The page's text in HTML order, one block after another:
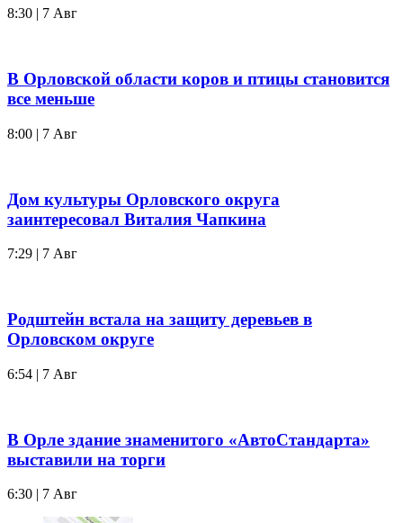
8:30 | 7 Авг
В Орловской области коров и птицы становится
все меньше
8:00 | 7 Авг
Дом культуры Орловского округа
заинтересовал Виталия Чапкина
7:29 | 7 Авг
Родштейн встала на защиту деревьев в
Орловском округе
6:54 | 7 Авг
В Орле здание знаменитого «АвтоСтандарта»
выставили на торги
6:30 | 7 Авг